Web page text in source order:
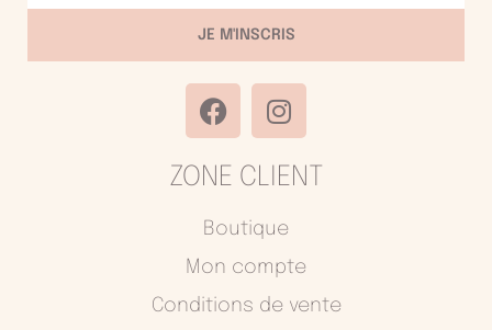
ZONE CLIENT
Boutique
Mon compte
Conditions de vente
JE M'INSCRIS
F
a
e
o
o
I
n
t
g
r
a
m